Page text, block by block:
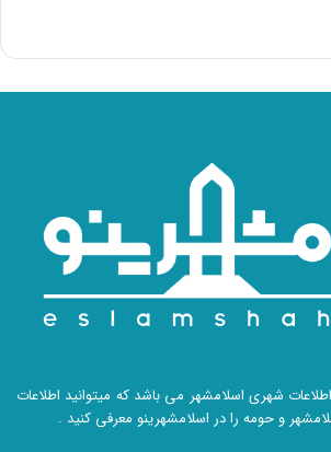
شهری اسلامشهر می باشد که میتوانید اطلاعات
و حومه را در اسلامشهرینو معرفی کنید .